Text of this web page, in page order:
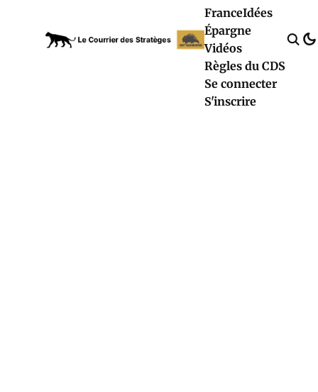
FranceIdées
Épargne
Vidéos
Règles du CDS
Se connecter
S'inscrire